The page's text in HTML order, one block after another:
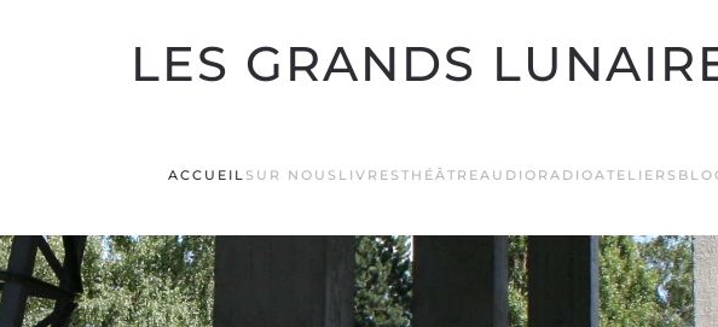
LES GRANDS
ACCUEIL SUR NOUS LIVRES THÉÂTREAUDIO RADIOATELIERS